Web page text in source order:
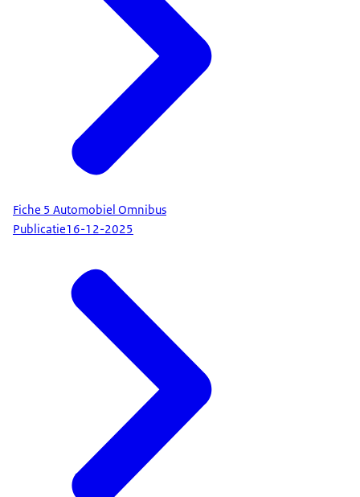
Fiche 5 Automobiel Omnibus
Publicatie16-12-2025